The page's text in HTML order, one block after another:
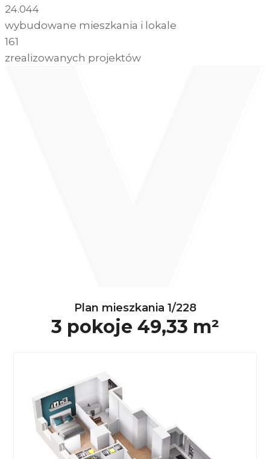
24.044
wybudowane mieszkania i lokale
161
zrealizowanych projektów
Plan mieszkania 1/228
3 pokoje 49,33 m²